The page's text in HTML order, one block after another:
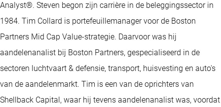
Analyst®. Steven begon zijn carrière in de beleggingssector in
1984. Tim Collard is portefeuillemanager voor de Boston
Partners Mid Cap Value-strategie. Daarvoor was hij
aandelenanalist bij Boston Partners, gespecialiseerd in de
sectoren luchtvaart & defensie, transport, huisvesting en auto's
van de aandelenmarkt. Tim is een van de oprichters van
Shellback Capital, waar hij tevens aandelenanalist was, voordat